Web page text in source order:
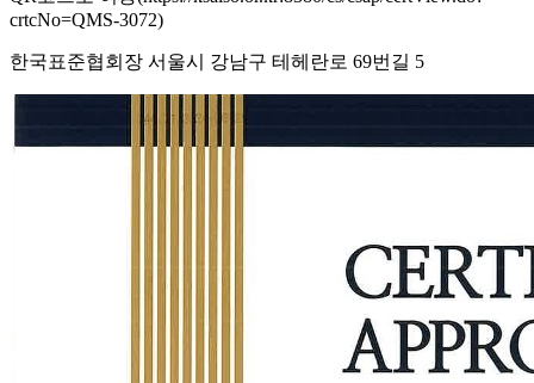
crtcNo=QMS-3072)
한국표준협회장 서울시 강남구 테헤란로 69번길 5